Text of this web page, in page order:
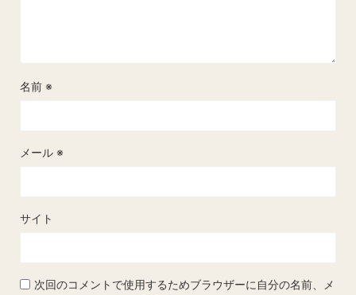
名前 ※
メール ※
サイト
次回のコメントで使用するためブラウザーに自分の名前、メ